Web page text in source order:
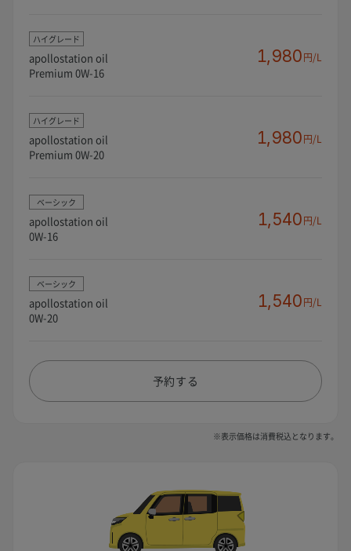
ハイグレード
apollostation oil
Premium 0W-16
1,980円/L
ハイグレード
apollostation oil
Premium 0W-20
1,980円/L
ベーシック
apollostation oil
0W-16
1,540円/L
ベーシック
apollostation oil
0W-20
1,540円/L
予約する
※表示価格は消費税込となります。